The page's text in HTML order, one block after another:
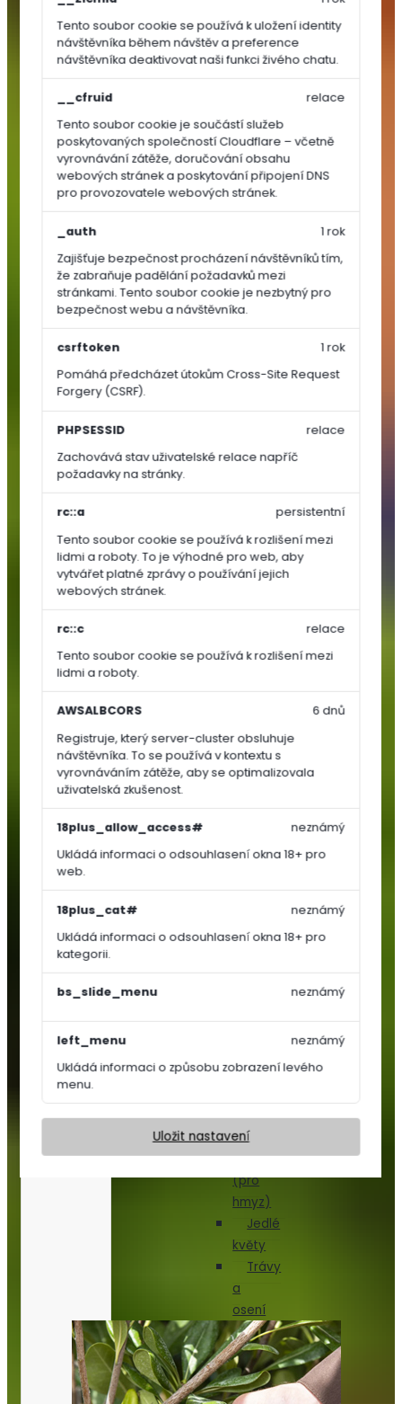
Tento soubor cookie se používá k uložení identity
návštěvníka během návštěv a preference
návštěvníka deaktivovat naši funkci živého chatu.
__cfruid
Tento soubor cookie je součástí služeb
poskytovaných společností Cloudflare – včetně
vyrovnávání zátěže, doručování obsahu
webových stránek a poskytování připojení DNS
pro provozovatele webových stránek.
relace
_auth
Zajišťuje bezpečnost procházení návštěvníků tím,
že zabraňuje padělání požadavků mezi
stránkami. Tento soubor cookie je nezbytný pro
bezpečnost webu a návštěvníka.
1 rok
csrftoken
Pomáhá předcházet útokům Cross-Site Request
Forgery (CSRF).
1 rok
PHPSESSID
Zachovává stav uživatelské relace napříč
požadavky na stránky.
relace
rc::a
Tento soubor cookie se používá k rozlišení mezi
lidmi a roboty. To je výhodné pro web, aby
vytvářet platné zprávy o používání jejich
webových stránek.
persistentní
rc::c
Tento soubor cookie se používá k rozlišení mezi
lidmi a roboty.
relace
AWSALBCORS
Registruje, který server-cluster obsluhuje
návštěvníka. To se používá v kontextu s
vyrovnáváním zátěže, aby se optimalizovala
uživatelská zkušenost.
6 dnů
18plus_allow_access#
Ukládá informaci o odsouhlasení okna 18+ pro
web.
neznámý
18plus_cat#
Ukládá informaci o odsouhlasení okna 18+ pro
kategorii.
neznámý
bs_slide_menu neznámý
left_menu
Ukládá informaci o způsobu zobrazení levého
menu.
neznámý
Uložit nastavení
TRAVNÍ
OSIVA
a
regenerace
Univerzální
a
Sportovní
směsi
Speciální
směsi
SEMÍNKA
Rajčata
Okurky,
dýně,
cukety
Ostatní
Cibulová
(luštěniny)
Listová
Jahodníky
Květiny
Dvouletky
koberec
Nektar
párty
(pro
hmyz)
Jedlé
květy
Trávy
a
osení